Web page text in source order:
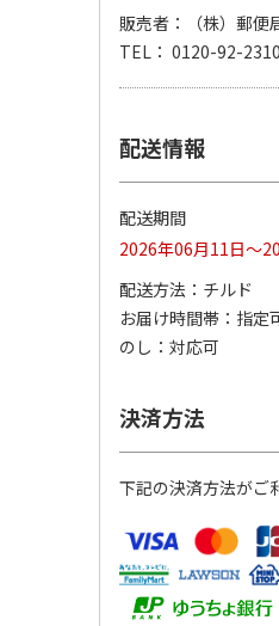
手】ハッピーグリー
【グリーティング切
手】グリーティング
円…
4.8（11）
5,500円
販売者：（株）郵便
TEL： 0120-92-2310
配送情報
配送期間
2026年06月11日～
配送方法
チルド
お届け時間帯
指定
のし
対応可
決済方法
下記の決済方法がご